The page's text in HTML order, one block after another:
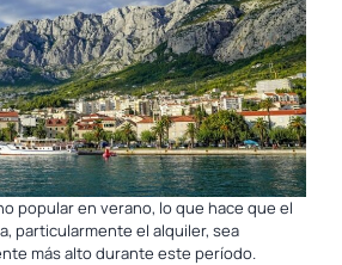
popular en verano, lo que hace que el
particularmente el alquiler, sea
más alto durante este período.